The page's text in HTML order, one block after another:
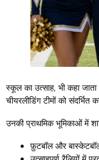
स्कूल का उत्साह, भी कहा
चीयरलीडिंग टीमों को संदर्भित
उनकी प्राथमिक भूमिकाओं में
फ़ुटबॉल और